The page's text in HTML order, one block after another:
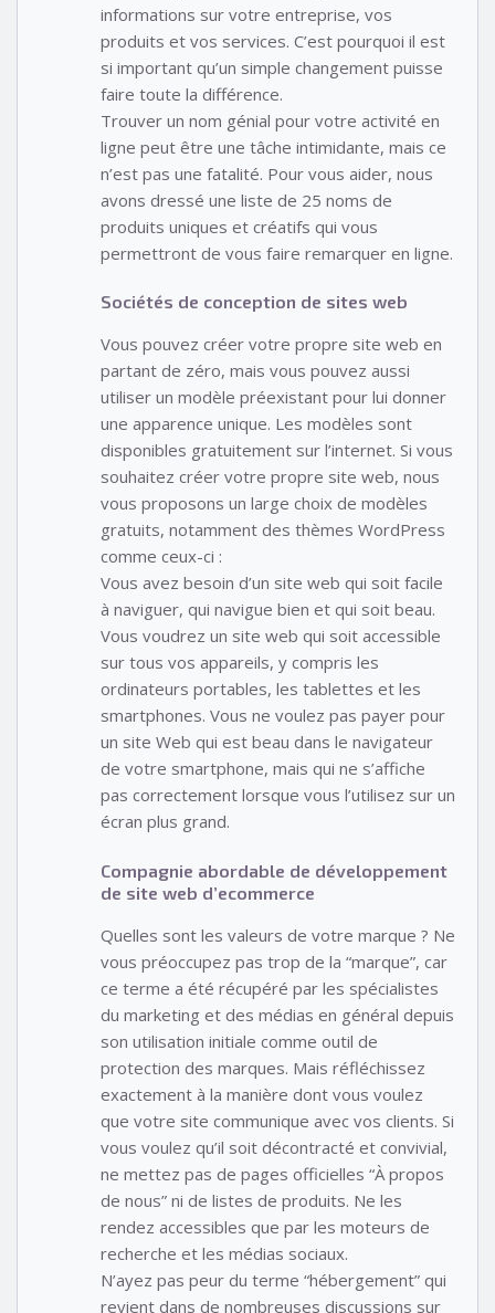
informations sur votre entreprise, vos
produits et vos services. C’est pourquoi il est
si important qu’un simple changement puisse
faire toute la différence.
Trouver un nom génial pour votre activité en
ligne peut être une tâche intimidante, mais ce
n’est pas une fatalité. Pour vous aider, nous
avons dressé une liste de 25 noms de
produits uniques et créatifs qui vous
permettront de vous faire remarquer en ligne.
Sociétés de conception de sites web
Vous pouvez créer votre propre site web en
partant de zéro, mais vous pouvez aussi
utiliser un modèle préexistant pour lui donner
une apparence unique. Les modèles sont
disponibles gratuitement sur l’internet. Si vous
souhaitez créer votre propre site web, nous
vous proposons un large choix de modèles
gratuits, notamment des thèmes WordPress
comme ceux-ci :
Vous avez besoin d’un site web qui soit facile
à naviguer, qui navigue bien et qui soit beau.
Vous voudrez un site web qui soit accessible
sur tous vos appareils, y compris les
ordinateurs portables, les tablettes et les
smartphones. Vous ne voulez pas payer pour
un site Web qui est beau dans le navigateur
de votre smartphone, mais qui ne s’affiche
pas correctement lorsque vous l’utilisez sur un
écran plus grand.
Compagnie abordable de développement
de site web d’ecommerce
Quelles sont les valeurs de votre marque ? Ne
vous préoccupez pas trop de la “marque”, car
ce terme a été récupéré par les spécialistes
du marketing et des médias en général depuis
son utilisation initiale comme outil de
protection des marques. Mais réfléchissez
exactement à la manière dont vous voulez
que votre site communique avec vos clients. Si
vous voulez qu’il soit décontracté et convivial,
ne mettez pas de pages officielles “À propos
de nous” ni de listes de produits. Ne les
rendez accessibles que par les moteurs de
recherche et les médias sociaux.
N’ayez pas peur du terme “hébergement” qui
revient dans de nombreuses discussions sur